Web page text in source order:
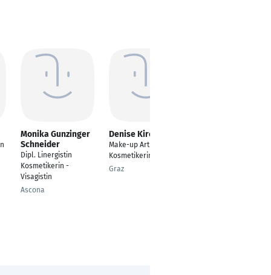
Monika Gunzinger
Schneider
Dipl. Linergistin
Kosmetikerin -
Visagistin
Ascona
Denise Kirchweger
Make-up Artist &
Kosmetikerin
Graz